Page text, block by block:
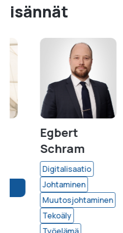
isännät
Egbert
Schram
Digitalisaatio
Johtaminen
Muutosjohtaminen
Tekoäly